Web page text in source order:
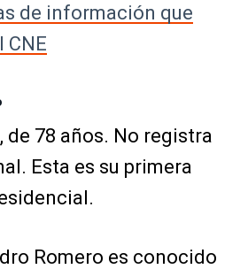
de información que
CNE
de 78 años. No registra
Esta es su primera
Romero es conocido